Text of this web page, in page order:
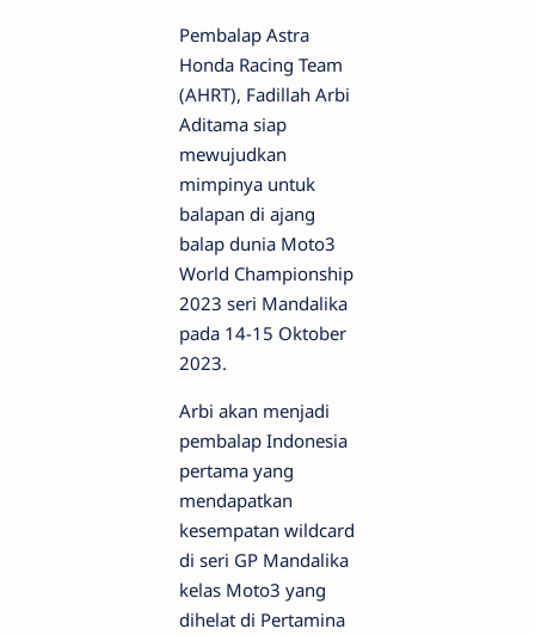
Pembalap Astra
Honda Racing Team
(AHRT), Fadillah Arbi
Aditama siap
mewujudkan
mimpinya untuk
balapan di ajang
balap dunia Moto3
World Championship
2023 seri Mandalika
pada 14-15 Oktober
2023.
Arbi akan menjadi
pembalap Indonesia
pertama yang
mendapatkan
kesempatan wildcard
di seri GP Mandalika
kelas Moto3 yang
dihelat di Pertamina